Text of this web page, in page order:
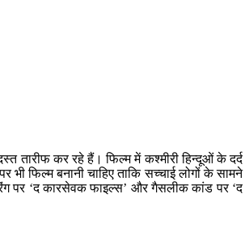
तारीफ कर रहे हैं। फिल्म में कश्मीरी हिन्दूओं के दर्द
फिल्म बनानी चाहिए ताकि सच्चाई लोगों के सामने
पर ‘द कारसेवक फाइल्स’ और गैसलीक कांड पर ‘द